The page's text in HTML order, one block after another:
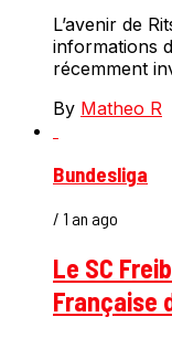
L’avenir de
informations
récemment
By Matheo R
Bundesliga
/ 1 an ago
Le SC
Française